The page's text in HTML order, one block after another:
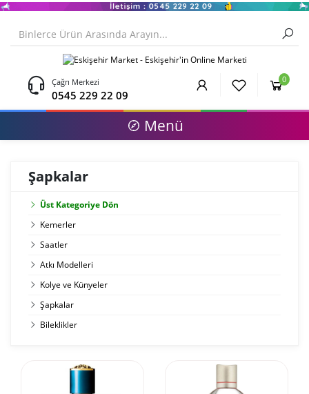
Çağrı Merkezi
0545 229 22 09
0
Menü
Şapkalar
Üst Kategoriye Dön
Kemerler
Saatler
Atkı Modelleri
Kolye ve Künyeler
Şapkalar
Bileklikler